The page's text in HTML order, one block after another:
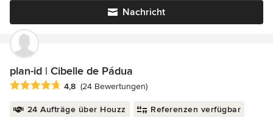
Nachricht
plan-id | Cibelle de Pádua
Durchschnittliche Bewertung: 4.8 von 5 Sternen
4,8 (24 Bewertungen)
24 Aufträge über Houzz Referenzen verfügbar